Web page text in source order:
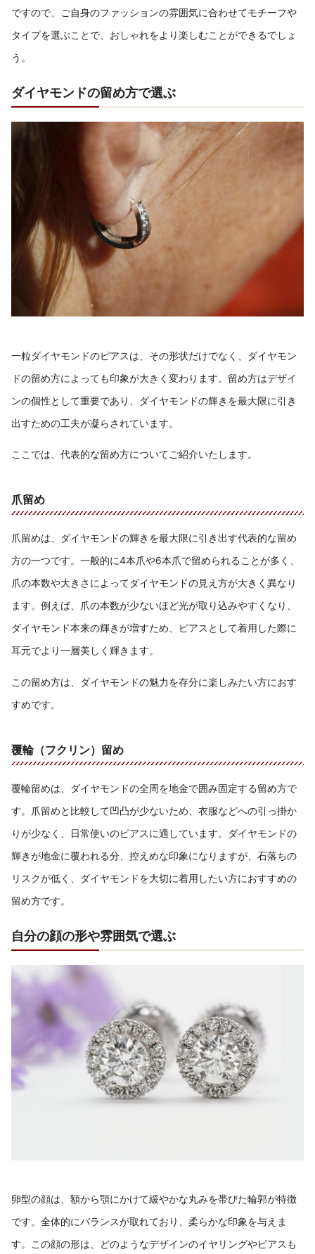
ですので、ご自身のファッションの雰囲気に合わせてモチーフや
タイプを選ぶことで、おしゃれをより楽しむことができるでしょ
う。
ダイヤモンドの留め方で選ぶ
一粒ダイヤモンドのピアスは、その形状だけでなく、ダイヤモン
ドの留め方によっても印象が大きく変わります。留め方はデザイ
ンの個性として重要であり、ダイヤモンドの輝きを最大限に引き
出すための工夫が凝らされています。
ここでは、代表的な留め方についてご紹介いたします。
爪留め
爪留めは、ダイヤモンドの輝きを最大限に引き出す代表的な留め
方の一つです。一般的に4本爪や6本爪で留められることが多く、
爪の本数や大きさによってダイヤモンドの見え方が大きく異なり
ます。例えば、爪の本数が少ないほど光が取り込みやすくなり、
ダイヤモンド本来の輝きが増すため、ピアスとして着用した際に
耳元でより一層美しく輝きます。
この留め方は、ダイヤモンドの魅力を存分に楽しみたい方におす
すめです。
覆輪（フクリン）留め
覆輪留めは、ダイヤモンドの全周を地金で囲み固定する留め方で
す。爪留めと比較して凹凸が少ないため、衣服などへの引っ掛か
りが少なく、日常使いのピアスに適しています。ダイヤモンドの
輝きが地金に覆われる分、控えめな印象になりますが、石落ちの
リスクが低く、ダイヤモンドを大切に着用したい方におすすめの
留め方です。
自分の顔の形や雰囲気で選ぶ
卵型の顔は、額から顎にかけて緩やかな丸みを帯びた輪郭が特徴
です。全体的にバランスが取れており、柔らかな印象を与えま
す。この顔の形は、どのようなデザインのイヤリングやピアスも